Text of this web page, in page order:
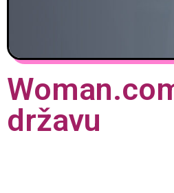
državu